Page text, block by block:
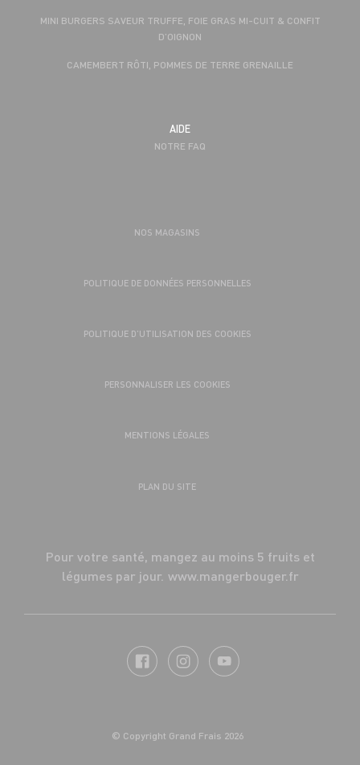
MINI BURGERS SAVEUR TRUFFE, FOIE GRAS MI-CUIT & CONFIT
D’OIGNON
CAMEMBERT RÔTI, POMMES DE TERRE GRENAILLE
AIDE
NOTRE FAQ
NOS MAGASINS
POLITIQUE DE DONNÉES PERSONNELLES
POLITIQUE D’UTILISATION DES COOKIES
PERSONNALISER LES COOKIES
MENTIONS LÉGALES
PLAN DU SITE
Pour votre santé, mangez au moins 5 fruits et
légumes par jour. www.mangerbouger.fr
© Copyright Grand Frais 2026